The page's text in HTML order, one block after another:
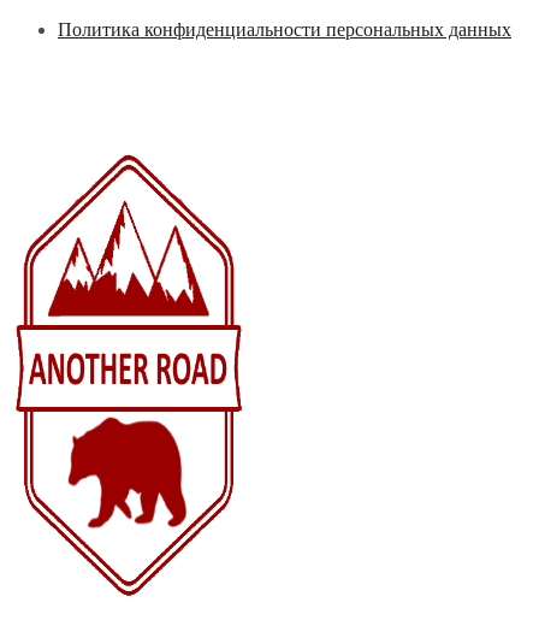
ПерейтиПолитика конфиденциальности персональных данных